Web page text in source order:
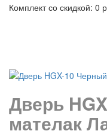
Комплект со скидкой: 0
Дверь
мателак